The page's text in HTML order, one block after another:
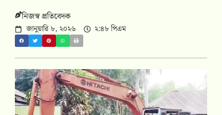
নিজস্ব প্রতিবেদক
জানুয়ারি ৮, ২০২৬ ২:৪৮ পিএম